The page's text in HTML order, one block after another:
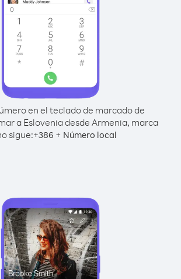
en el teclado de marcado de
a Eslovenia desde Armenia, marca
sigue:+386 + Número local